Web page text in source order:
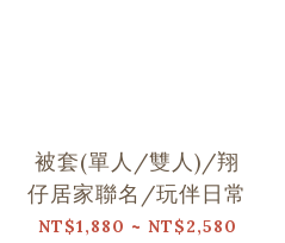
被套(單人/雙人)/翔
仔居家聯名/玩伴日常
NT$1,880 ~ NT$2,580